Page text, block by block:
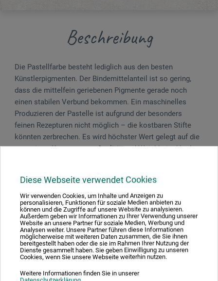
Diese Webseite verwendet Cookies
Wir verwenden Cookies, um Inhalte und Anzeigen zu
personalisieren, Funktionen für soziale Medien anbieten zu
können und die Zugriffe auf unsere Website zu analysieren.
Außerdem geben wir Informationen zu Ihrer Verwendung unserer
Website an unsere Partner für soziale Medien, Werbung und
Analysen weiter. Unsere Partner führen diese Informationen
möglicherweise mit weiteren Daten zusammen, die Sie ihnen
bereitgestellt haben oder die sie im Rahmen Ihrer Nutzung der
Dienste gesammelt haben. Sie geben Einwilligung zu unseren
Cookies, wenn Sie unsere Webseite weiterhin nutzen.
Weitere Informationen finden Sie in unserer
Beschreibung
Die Pastellfarbe besteht lediglich aus den besten
Künstlerpigmenten. Der Bindemittelanteil ist so gering,
dass die mittelfein geriebenen Pigmente gerade noch
einen stabilen Verbund bekommen. Ein maschinelles
Produzieren der Pastelle ist aufgrund der besonders
feinen Rezepturen nicht möglich – die kostbaren Stifte
könnten zerbrechen. Es wird höchster Wert gelegt auf die
garantierte Konstanz von Qualität und Weichheit, d.h. der
sparsam dosiert – übersprühen. Länge 7,5 cm, Ø 12 mm.
Nussbaum lackierter Holzkasten mit Brandstempel und
Messingbeschlägen, solide gearbeitet.
Produktbewertungen (0)